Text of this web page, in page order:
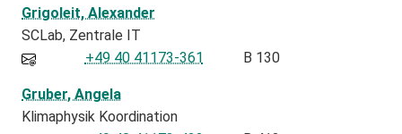
Grigoleit, Alexander
SCLab Zentrale IT
+49 40 41173-361
B 130
Gruber, Angela
Klimaphysik Koordination